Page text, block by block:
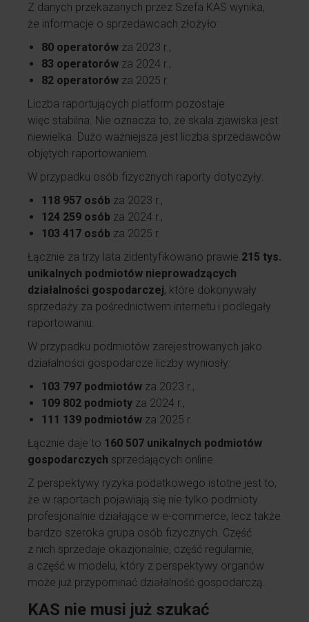
Z danych przekazanych przez Szefa KAS wynika,
że informacje o sprzedawcach złożyło:
80 operatorów za 2023 r.,
83 operatorów za 2024 r.,
82 operatorów za 2025 r.
Liczba raportujących platform pozostaje
więc stabilna. Nie oznacza to, że skala zjawiska jest
niewielka. Dużo ważniejsza jest liczba sprzedawców
objętych raportowaniem.
W przypadku osób fizycznych raporty dotyczyły:
118 957 osób za 2023 r.,
124 259 osób za 2024 r.,
103 417 osób za 2025 r.
Łącznie za trzy lata zidentyfikowano prawie 215 tys.
unikalnych podmiotów nieprowadzących
działalności gospodarczej, które dokonywały
sprzedaży za pośrednictwem internetu i podlegały
raportowaniu.
W przypadku podmiotów zarejestrowanych jako
działalności gospodarcze liczby wyniosły:
103 797 podmiotów za 2023 r.,
109 802 podmioty za 2024 r.,
111 139 podmiotów za 2025 r.
Łącznie daje to 160 507 unikalnych podmiotów
gospodarczych sprzedających online.
Z perspektywy ryzyka podatkowego istotne jest to,
że w raportach pojawiają się nie tylko podmioty
profesjonalnie działające w e-commerce, lecz także
bardzo szeroka grupa osób fizycznych. Część
z nich sprzedaje okazjonalnie, część regularnie,
a część w modelu, który z perspektywy organów
może już przypominać działalność gospodarczą.
KAS nie musi już szukać